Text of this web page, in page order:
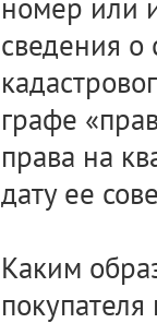
номер или
сведения о
графе
права на
дату ее
Каким